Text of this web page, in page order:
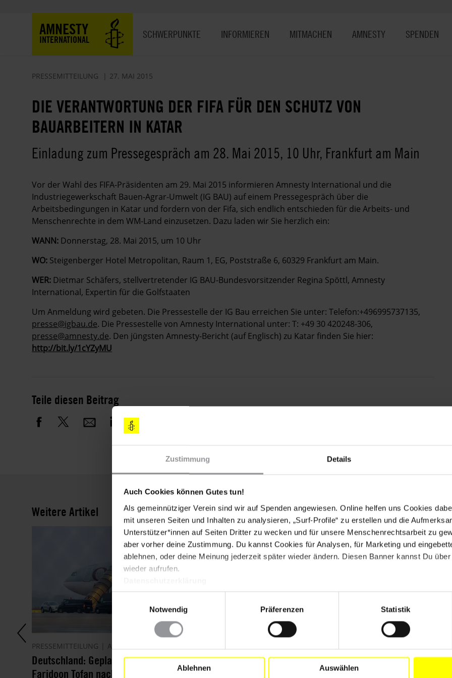
Zustimmung Details
Auch Cookies können Gutes tun!
Als gemeinnütziger Verein sind wir auf Spenden angewiesen. Online helfen uns Cookies
mit unseren Seiten und Inhalten zu analysieren, „Surf-Profile“ zu erstellen und die
Unterstützer*innen auf Seiten Dritter zu wecken und für unsere Menschenrechtsarbeit zu
aber vorher deine Zustimmung. Du kannst Cookies für Analysen, für Marketing und
ablehnen, oder deine Meinung jederzeit später wieder ändern. Diesen Banner kannst Du
wieder aufrufen.
Notwendig
Präferenzen Statistik
Ablehnen Auswählen
AMNESTY
INTERNATIONAL SCHWERPUNKTE INFORMIEREN MITMACHEN AMNESTY SPENDEN
PRESSEMITTEILUNG 27. MAI 2015
DIE VERANTWORTUNG DER FIFA FÜR DEN SCHUTZ VON
BAUARBEITERN IN KATAR
Einladung zum Pressegespräch am 28. Mai 2015, 10 Uhr, Frankfurt am Main
Vor der Wahl des FIFA-Präsidenten am 29. Mai 2015 informieren Amnesty International und die
Industriegewerkschaft Bauen-Agrar-Umwelt (IG BAU) auf einem Pressegespräch über die
Arbeitsbedingungen in Katar und fordern von der Fifa, sich endlich entschieden für die Arbeits- und
Menschenrechte in dem WM-Land einzusetzen. Dazu laden wir Sie herzlich ein:
WANN: Donnerstag, 28. Mai 2015, um 10 Uhr
WO: Steigenberger Hotel Metropolitan, Raum 1, EG, Poststraße 6, 60329 Frankfurt am Main.
WER: Dietmar Schäfers, stellvertretender IG BAU-Bundesvorsitzender Regina Spöttl, Amnesty
International, Expertin für die Golfstaaten
Um Anmeldung wird gebeten. Die Pressestelle der IG Bau erreichen Sie unter: Telefon:+496995737135,
presse@igbau.de. Die Pressestelle von Amnesty International unter: T: +49 30 420248-306,
presse@amnesty.de. Den jüngsten Amnesty-Bericht (auf Englisch) zu Katar finden Sie hier:
http://bit.ly/1cYZyMU
Teile diesen Beitrag
Weitere Artikel
PRESSEMITTEILUNG AFGHANISTAN
Deutschland: Geplante Abschiebung von
Faridoon Tofan nach Afghanistan stoppen
Iran: Straflosigkeit sechs Monate nach den